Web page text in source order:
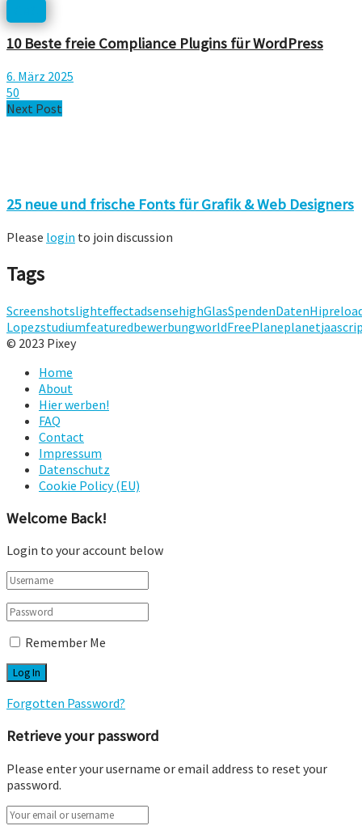
10 Beste freie Compliance Plugins für WordPress
6. März 2025
50
Next Post
25 neue und frische Fonts für Grafik & Web Designers
Please login to join discussion
Tags
ScreenshotslighteffectadsensehighGlasSpendenDatenHi
LopezstudiumfeaturedbewerbungworldFreePlaneplanet
© 2023 Pixey
Home
About
Hier werben!
FAQ
Contact
Impressum
Datenschutz
Cookie Policy (EU)
Welcome Back!
Login to your account below
Remember Me
Forgotten Password?
Retrieve your password
Please enter your username or email address to reset your
password.